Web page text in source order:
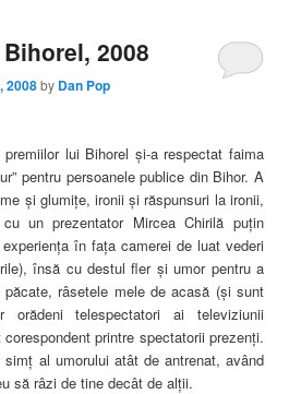
2008
2008by Dan Pop
lui Bihorel şi-a respectat faima
pentru persoanele publice din Bihor. A
şi glumiţe, ironii şi răspunsuri la ironii,
un prezentator Mircea Chirilă puţin
în faţa camerei de luat vederi
însă cu destul fler şi umor pentru a
păcate, râsetele mele de acasă (şi sunt
telespectatori ai televiziunii
printre spectatorii prezenţi.
al umorului atât de antrenat, având
să râzi de tine decât de alţii.